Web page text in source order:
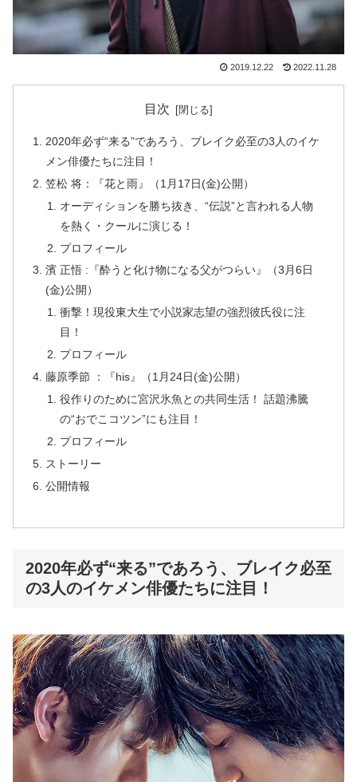
2019.12.22 2022.11.28
目次
2020年必ず“来る”であろう、ブレイク必至の3人のイケ
メン俳優たちに注目！
笠松 将：『花と雨』（1月17日(金)公開）
オーディションを勝ち抜き、“伝説”と言われる人物
を熱く・クールに演じる！
プロフィール
濱 正悟 :『酔うと化け物になる父がつらい』（3月6日
(金)公開）
衝撃！現役東大生で小説家志望の強烈彼氏役に注
目！
プロフィール
藤原季節 ：『his』（1月24日(金)公開）
役作りのために宮沢氷魚との共同生活！ 話題沸騰
の“おでこコツン”にも注目！
プロフィール
ストーリー
公開情報
2020年必ず“来る”であろう、ブレイク必至
の3人のイケメン俳優たちに注目！